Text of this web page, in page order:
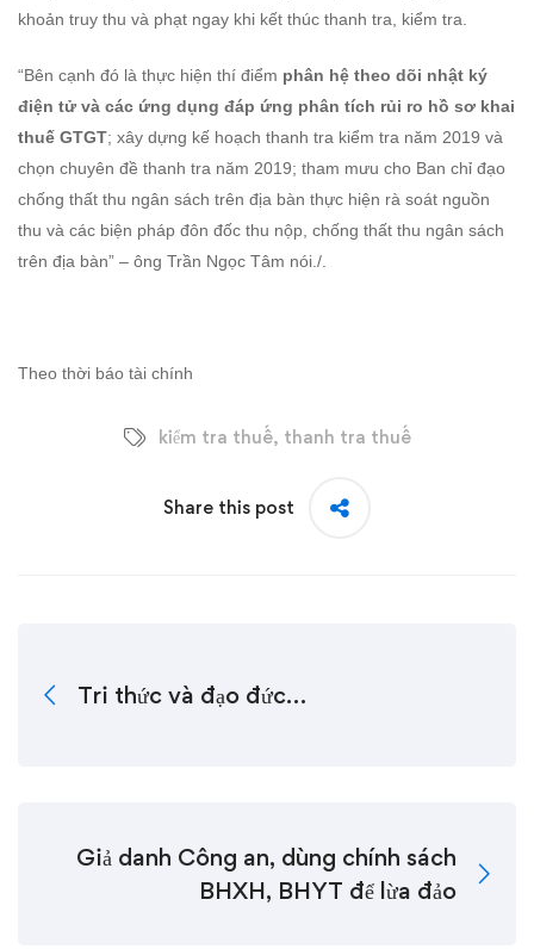
khoản truy thu và phạt ngay khi kết thúc thanh tra, kiểm tra.
“Bên cạnh đó là thực hiện thí điểm phân hệ theo dõi nhật ký
điện tử và các ứng dụng đáp ứng phân tích rủi ro hồ sơ khai
thuế GTGT; xây dựng kế hoạch thanh tra kiểm tra năm 2019 và
chọn chuyên đề thanh tra năm 2019; tham mưu cho Ban chỉ đạo
chống thất thu ngân sách trên địa bàn thực hiện rà soát nguồn
thu và các biện pháp đôn đốc thu nộp, chống thất thu ngân sách
trên địa bàn” – ông Trần Ngọc Tâm nói./.
Theo thời báo tài chính
kiểm tra thuế, thanh tra thuế
Share this post
Tri thức và đạo đức…
Giả danh Công an, dùng chính sách
BHXH, BHYT để lừa đảo